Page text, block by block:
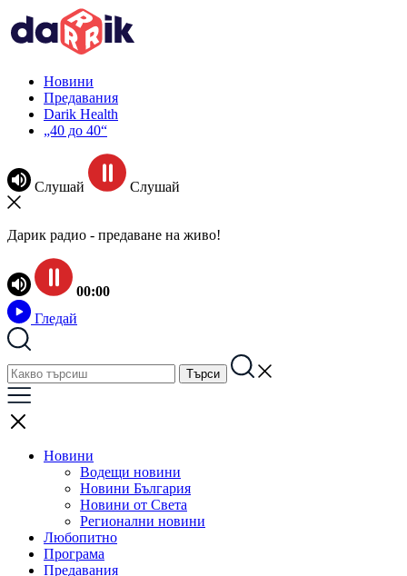
Новини
Предавания
Darik Health
„40 до 40“
Слушай Слушай
Дарик радио - предаване на живо!
00:00
Гледай
Новини
Водещи новини
Новини България
Новини от Света
Регионални новини
Любопитно
Програма
Предавания